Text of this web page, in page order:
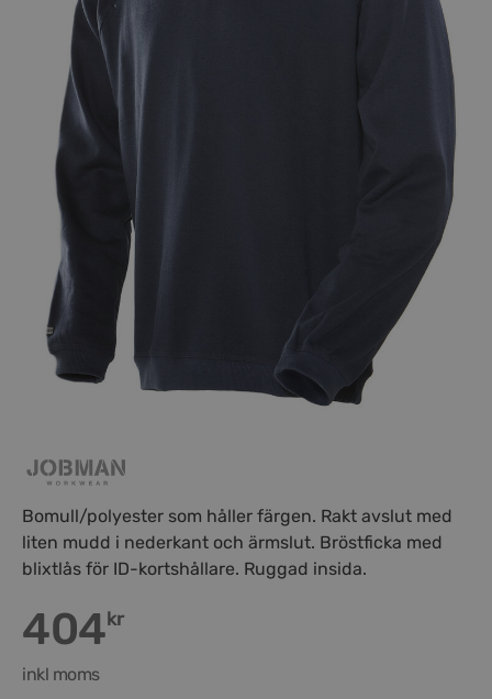
Profilkläder
Mitt konto
Bomull/polyester som håller färgen. Rakt avslut med
liten mudd i nederkant och ärmslut. Bröstficka med
blixtlås för ID-kortshållare. Ruggad insida.
404kr
inkl moms